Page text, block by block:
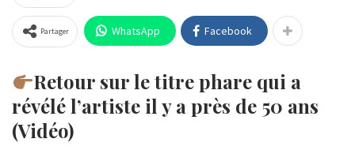
Partager WhatsApp Facebook
Retour sur le titre phare qui a
révélé l’artiste il y a près de 50 ans
(Vidéo)